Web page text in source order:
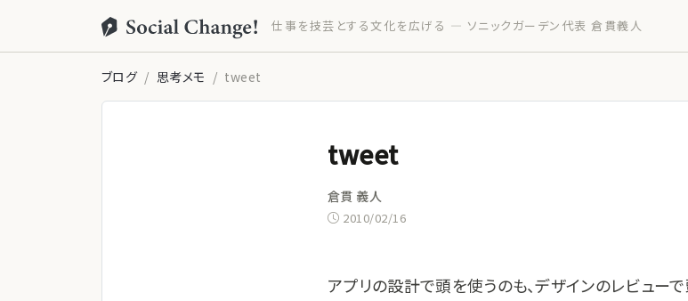
仕事を技芸とする文化を広げる — ソニックガーデン代表 倉貫義人
ブログ 思考メモ tweet
tweet
倉貫 義人
2010/02/16
アプリの設計で頭を使うのも、デザインのレビューで